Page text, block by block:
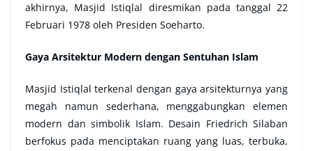
akhirnya, Masjid Istiqlal diresmikan pada tanggal 22
Februari 1978 oleh Presiden Soeharto.
Gaya Arsitektur Modern dengan Sentuhan Islam
Masjid Istiqlal terkenal dengan gaya arsitekturnya yang
megah namun sederhana, menggabungkan elemen
modern dan simbolik Islam. Desain Friedrich Silaban
berfokus pada menciptakan ruang yang luas, terbuka,